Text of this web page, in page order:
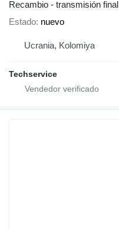
Recambio - transmisión final
Estado nuevo
Ucrania, Kolomiya
Techservice